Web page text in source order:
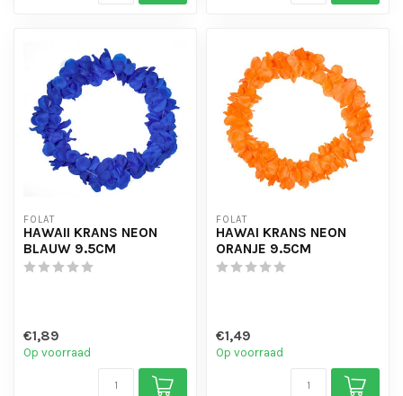
FOLAT
HAWAII KRANS NEON
BLAUW 9.5CM
€1,89
Op voorraad
FOLAT
HAWAI KRANS NEON
ORANJE 9.5CM
€1,49
Op voorraad